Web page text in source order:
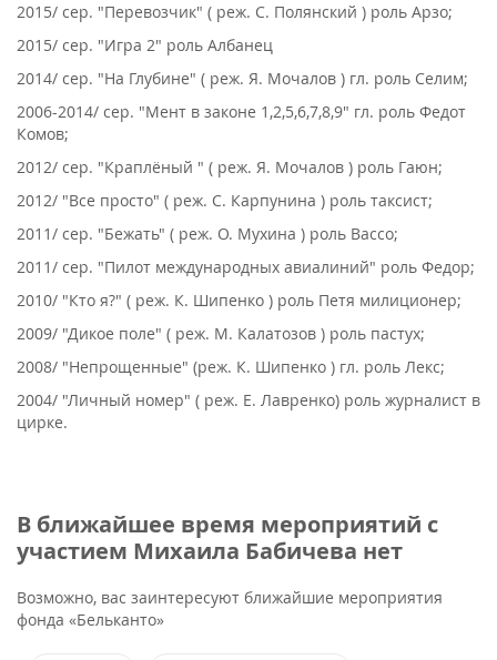
2015/ сер. "Перевозчик" ( реж. С. Полянский ) роль Арзо;
2015/ сер. "Игра 2" роль Албанец
2014/ сер. "На Глубине" ( реж. Я. Мочалов ) гл. роль Селим;
2006-2014/ сер. "Мент в законе 1,2,5,6,7,8,9" гл. роль Федот
Комов;
2012/ сер. "Краплёный " ( реж. Я. Мочалов ) роль Гаюн;
2012/ "Все просто" ( реж. С. Карпунина ) роль таксист;
2011/ сер. "Бежать" ( реж. О. Мухина ) роль Вассо;
2011/ сер. "Пилот международных авиалиний" роль Федор;
2010/ "Кто я?" ( реж. К. Шипенко ) роль Петя милиционер;
2009/ "Дикое поле" ( реж. М. Калатозов ) роль пастух;
2008/ "Непрощенные" (реж. К. Шипенко ) гл. роль Лекс;
2004/ "Личный номер" ( реж. Е. Лавренко) роль журналист в
цирке.
В ближайшее время мероприятий с
участием Михаила Бабичева нет
Возможно, вас заинтересуют ближайшие мероприятия
фонда «Бельканто»